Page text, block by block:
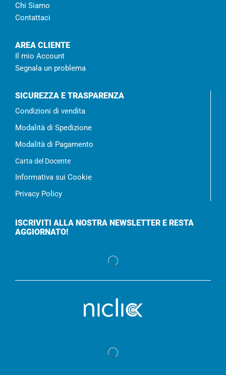
Chi Siamo
Contattaci
AREA CLIENTE
Il mio Account
Segnala un problema
SICUREZZA E TRASPARENZA
Condizioni di vendita
Modalità di Spedizione
Modalità di Pagamento
Carta del Docente
Informativa sui Cookie
Privacy Policy
ISCRIVITI ALLA NOSTRA NEWSLETTER E RESTA
AGGIORNATO!